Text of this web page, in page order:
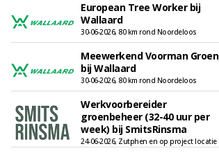
European Tree Worker bij
Wallaard
30-06-2026, 80 km rond Noordeloos
Meewerkend Voorman Groen
bij Wallaard
30-06-2026, 80 km rond Noordeloos
Werkvoorbereider
groenbeheer (32-40 uur per
week) bij SmitsRinsma
24-06-2026, Zutphen en op project locatie